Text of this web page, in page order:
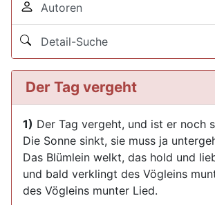
Autoren
Detail-Suche
Der Tag vergeht
1) Der Tag vergeht, und ist er noch
Die Sonne sinkt, sie muss ja
Das Blümlein welkt, das hold und
und bald verklingt des Vögleins
des Vögleins munter Lied.